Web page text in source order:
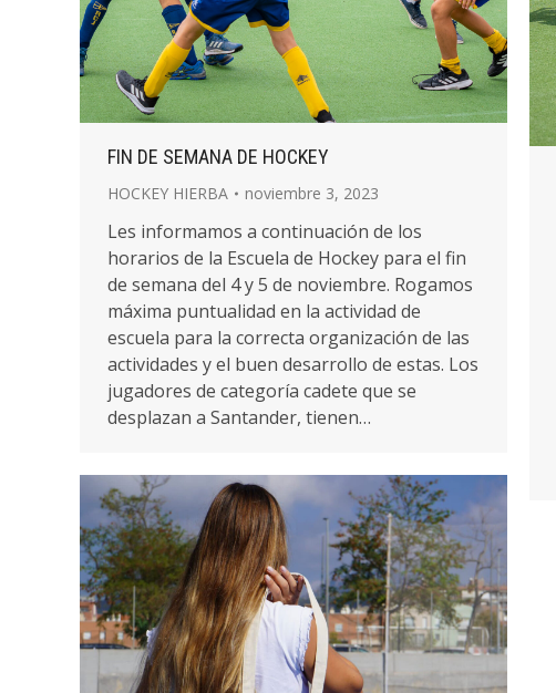
FIN DE SEMANA DE HOCKEY
HOCKEY HIERBA noviembre 3, 2023
Les informamos a continuación de los
horarios de la Escuela de Hockey para el fin
de semana del 4 y 5 de noviembre. Rogamos
máxima puntualidad en la actividad de
escuela para la correcta organización de las
actividades y el buen desarrollo de estas. Los
jugadores de categoría cadete que se
desplazan a Santander, tienen…